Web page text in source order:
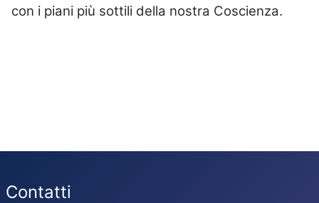
con i piani più sottili della nostra Coscienza.
Contatti